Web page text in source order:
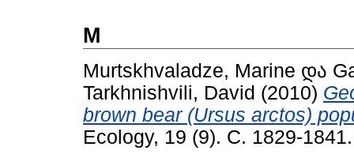
M
Murtskhvaladze, Marine და
Tarkhnishvili, David (2010)
brown bear (Ursus arctos)
Ecology, 19 (9). С. 1829-